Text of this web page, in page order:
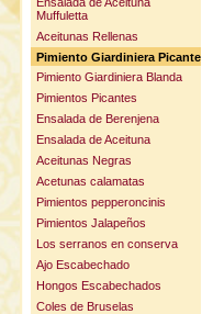
Muffuletta
Aceitunas Rellenas
Pimiento Giardiniera Picante
Pimiento Giardiniera Blanda
Pimientos Picantes
Ensalada de Berenjena
Ensalada de Aceituna
Aceitunas Negras
Acetunas calamatas
Pimientos pepperoncinis
Pimientos Jalapeños
Los serranos en conserva
Ajo Escabechado
Hongos Escabechados
Coles de Bruselas